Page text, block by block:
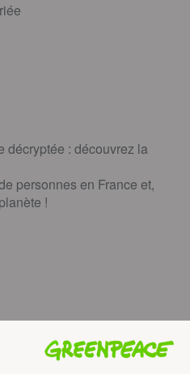
décryptée : découvrez la
personnes en France et,
!
instagramyoutube